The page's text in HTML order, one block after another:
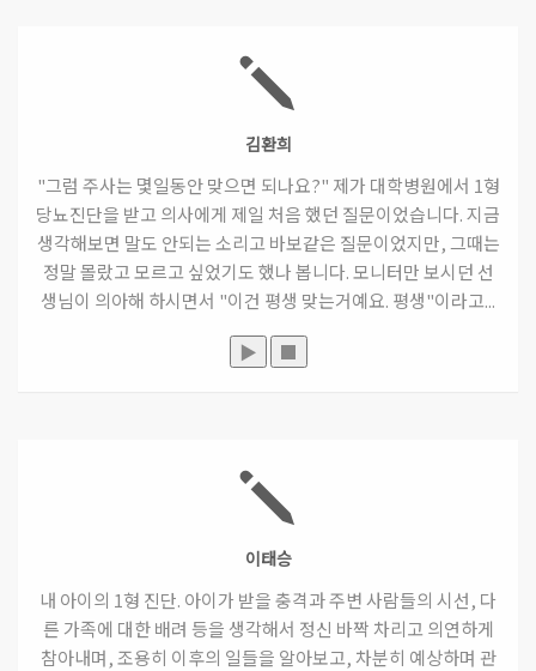
김환희
"그럼 주사는 몇일동안 맞으면 되나요?" 제가 대학병원에서 1형
당뇨진단을 받고 의사에게 제일 처음 했던 질문이었습니다. 지금
생각해보면 말도 안되는 소리고 바보같은 질문이었지만, 그때는
정말 몰랐고 모르고 싶었기도 했나 봅니다. 모니터만 보시던 선
생님이 의아해 하시면서 "이건 평생 맞는거예요. 평생"이라고...
▶ ■
이태승
내 아이의 1형 진단. 아이가 받을 충격과 주변 사람들의 시선, 다
른 가족에 대한 배려 등을 생각해서 정신 바짝 차리고 의연하게
참아내며, 조용히 이후의 일들을 알아보고, 차분히 예상하며 관